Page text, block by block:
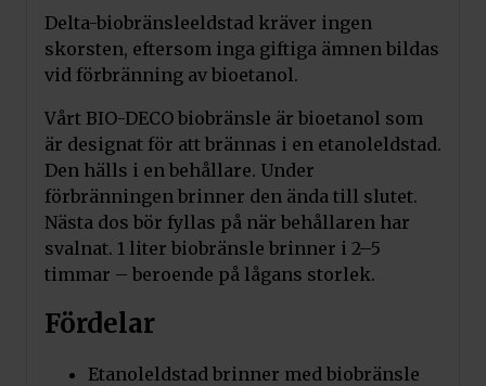
Lägg till i varukorg
Pris:1 250kr
Art.nr. AF-DC
Lägg till i varukorg
Kratki Dekorativ VII Vedmix
Pris:1 400kr
Art.nr. AF-DC/MIX/VII
Delta-biobränsleeldstad kräver ingen
skorsten, eftersom inga giftiga ämnen bildas
vid förbränning av bioetanol.
Vårt BIO-DECO biobränsle är bioetanol som
är designat för att brännas i en etanoleldstad.
Den hälls i en behållare. Under
förbränningen brinner den ända till slutet.
Nästa dos bör fyllas på när behållaren har
svalnat. 1 liter biobränsle brinner i 2–5
timmar – beroende på lågans storlek.
Fördelar
Etanoleldstad brinner med biobränsle